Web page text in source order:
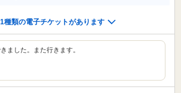
種類の電子チケットがあります
ました。また行きます。